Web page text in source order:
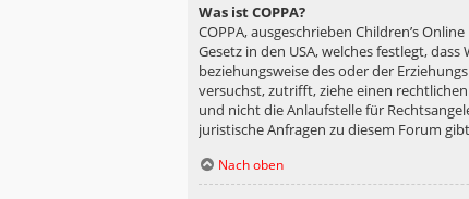
Was ist COPPA?
COPPA, ausgeschrieben Children’s
Gesetz in den USA, welches festlegt,
beziehungsweise des oder der
versuchst, zutrifft, ziehe einen
und nicht die Anlaufstelle für
juristische Anfragen zu diesem Forum
Nach oben